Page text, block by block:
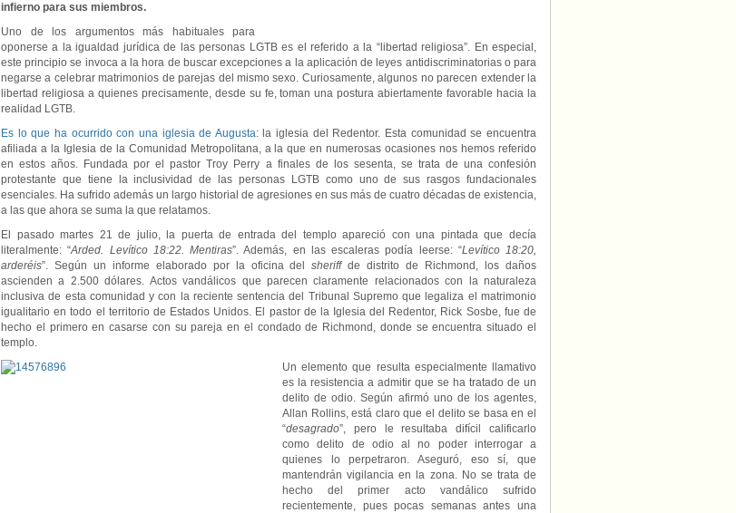
infierno para sus miembros.
Uno de los argumentos más habituales para
oponerse a la igualdad jurídica de las personas LGTB es el referido a la “libertad religiosa”. En especial,
este principio se invoca a la hora de buscar excepciones a la aplicación de leyes antidiscriminatorias o para
negarse a celebrar matrimonios de parejas del mismo sexo. Curiosamente, algunos no parecen extender la
libertad religiosa a quienes precisamente, desde su fe, toman una postura abiertamente favorable hacia la
realidad LGTB.
Es lo que ha ocurrido con una iglesia de Augusta: la iglesia del Redentor. Esta comunidad se encuentra
afiliada a la Iglesia de la Comunidad Metropolitana, a la que en numerosas ocasiones nos hemos referido
en estos años. Fundada por el pastor Troy Perry a finales de los sesenta, se trata de una confesión
protestante que tiene la inclusividad de las personas LGTB como uno de sus rasgos fundacionales
esenciales. Ha sufrido además un largo historial de agresiones en sus más de cuatro décadas de existencia,
a las que ahora se suma la que relatamos.
El pasado martes 21 de julio, la puerta de entrada del templo apareció con una pintada que decía
literalmente: “Arded. Levítico 18:22. Mentiras”. Además, en las escaleras podía leerse: “Levítico 18:20,
arderéis”. Según un informe elaborado por la oficina delsheriffde distrito de Richmond, los daños
ascienden a 2.500 dólares. Actos vandálicos que parecen claramente relacionados con la naturaleza
inclusiva de esta comunidad y con la reciente sentencia del Tribunal Supremo que legaliza el matrimonio
igualitario en todo el territorio de Estados Unidos. El pastor de la Iglesia del Redentor, Rick Sosbe, fue de
hecho el primero en casarse con su pareja en el condado de Richmond, donde se encuentra situado el
templo.
Un elemento que resulta especialmente llamativo
es la resistencia a admitir que se ha tratado de un
delito de odio. Según afirmó uno de los agentes,
Allan Rollins, está claro que el delito se basa en el
“desagrado”, pero le resultaba difícil calificarlo
como delito de odio al no poder interrogar a
quienes lo perpetraron. Aseguró, eso sí, que
mantendrán vigilancia en la zona. No se trata de
hecho del primer acto vandálico sufrido
recientemente, pues pocas semanas antes una